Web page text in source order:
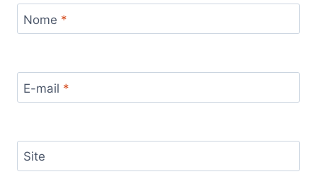
Nome *
E-mail *
Site